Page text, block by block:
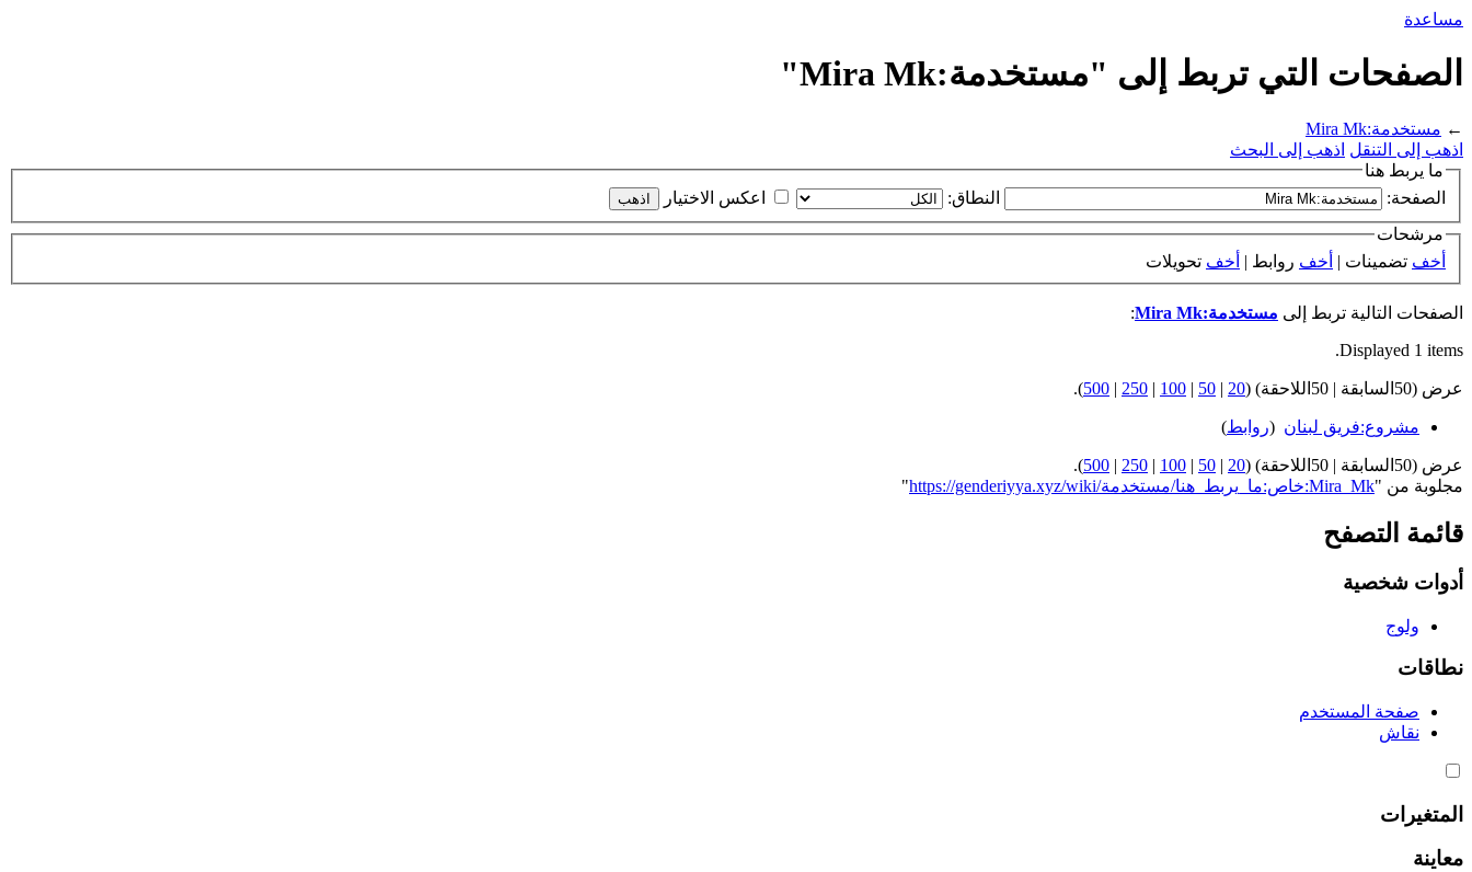
مساعدة
الصفحات التي تربط إلى "مستخدمة:Mira Mk"
← مستخدمة:Mira Mk
اذهب إلى التنقل اذهب إلى البحث
ما يربط هنا
الصفحة:
النطاق:
اعكس الاختيار
مرشحات
أخف تضمينات | أخف روابط | أخف تحويلات
الصفحات التالية تربط إلى مستخدمة:Mira Mk
:
Displayed 1 items.
عرض (50السابقة | 50اللاحقة) ( 20
|
50
|
100
|
250
|
500
).
مشروع:فريق لبنان (روابط)
عرض (50السابقة | 50اللاحقة) ( 20
|
50
|
100
|
250
|
500
).
مجلوبة من "https://genderiyya.xyz/wiki/خاص:ما_يربط_هنا/مستخدمة:Mira_Mk "
قائمة التصفح
أدوات شخصية
ولوج
نطاقات
صفحة المستخدم
نقاش
المتغيرات
معاينة